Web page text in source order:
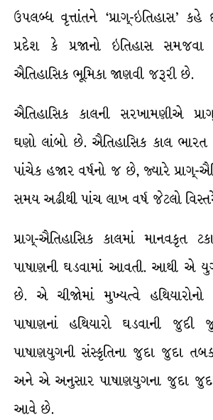
ઉપલબ્ધ વૃત્તાંતને ‘પ્રાગ્-ઇતિહાસ’
પ્રદેશ કે પ્રજાનો ઇતિહાસ સમજવા
ઐતિહાસિક ભૂમિકા જાણવી જરૂરી છે.
ઐતિહાસિક કાલની સરખામણીએ
ઘણો લાંબો છે. ઐતિહાસિક કાલ
પાંચેક હજાર વર્ષનો જ છે, જ્યારે પ્રાગ્-
સમય અઢીથી પાંચ લાખ વર્ષ જેટલો
પ્રાગ્-ઐતિહાસિક કાલમાં માનવકૃત
પાષાણની ઘડવામાં આવતી. આથી એ
છે. એ ચીજોમાં મુખ્યત્વે
પાષાણનાં હથિયારો ઘડવાની જુદી
પાષાણયુગની સંસ્કૃતિના જુદા જુદા
અને એ અનુસાર પાષાણયુગના જુદા જુદા
આવે છે.